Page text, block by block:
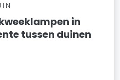
in
tussen duinen